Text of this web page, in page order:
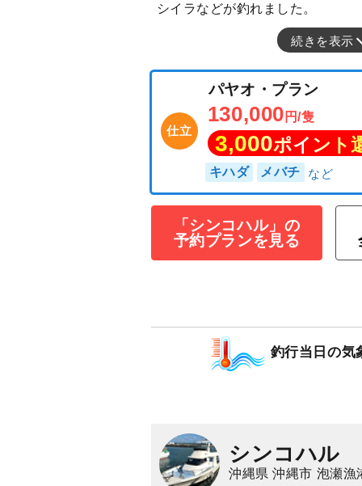
シイラなどが釣れました。
続きを表示
130,000
3,000 ポイ
「シンコハル」の
予約プランを見る
釣行当日の気
シンコハル
沖縄県 沖縄市 泡瀬漁